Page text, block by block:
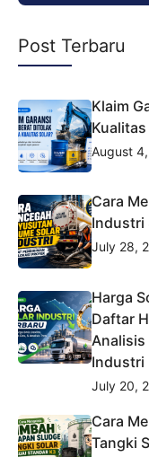
Post Terbaru
Klaim
Kualitas
August
Cara
Industri
July 28,
Harga
Daftar
Analisis
Industri
July 20,
Cara
Tangki